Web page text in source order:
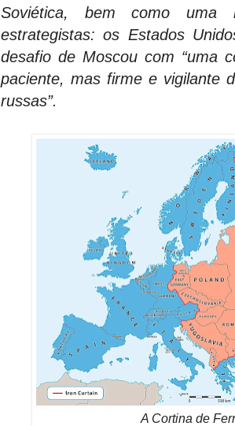
Soviética, bem como uma
estrategistas: os Estados
desafio de Moscou com “uma
paciente, mas firme e vigilante
russas”.
A Cortina de